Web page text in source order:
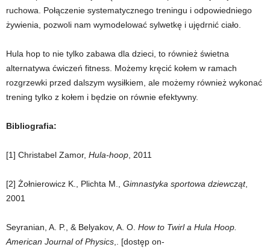
ruchowa. Połączenie systematycznego treningu i odpowiedniego
żywienia, pozwoli nam wymodelować sylwetkę i ujędrnić ciało.
Hula hop to nie tylko zabawa dla dzieci, to również świetna
alternatywa ćwiczeń fitness. Możemy kręcić kołem w ramach
rozgrzewki przed dalszym wysiłkiem, ale możemy również wykonać
trening tylko z kołem i będzie on równie efektywny.
Bibliografia:
[1] Christabel Zamor, Hula-hoop , 2011
[2] Żołnierowicz K., Plichta M., Gimnastyka sportowa dziewcząt,
2001
Seyranian, A. P., & Belyakov, A. O. How to Twirl a Hula Hoop.
American Journal of Physics ,. [dostęp on-